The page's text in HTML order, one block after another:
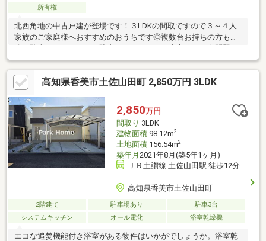
所有権
北西角地の中古戸建が登場です！３LDKの間取ですので３～４人
家族のご家庭様へおすすめのおうちです◎複数台お持ちの方も十
心配ありません×自宅で気が済むまで洗車などもできそうですね♪
南側にお庭もございますのでプールやBBQも楽しめますね☆和室
から洋室へのリフォームなども可能ですのでお気軽にご相談くだ
さい♪― 周辺環境情報 ―・くすりのレディ土佐山田店 徒歩6
分(約450ｍ)・ドラッグストア土佐山田店 徒歩6分(約450ｍ)・香
美市本庁舎 徒歩7分(約500ｍ)・ローソン土佐山田旭町店 徒歩9
分(約650ｍ)
高知県香美市土佐山田町 2,850万円 3LDK
2,850万円
間取り 3LDK
建物面積98.12m2
土地面積156.54m2
築年月 2021年8月(築5年1ヶ月)
ＪＲ土讃線 土佐山田駅 徒歩12分
高知県香美市土佐山田町
2階建て 駐車場あり
駐車3台
システムキッチン
オール電化 浴室乾燥機
エコな追焚機能付き浴室がある物件はいかがでしょうか。浴室乾